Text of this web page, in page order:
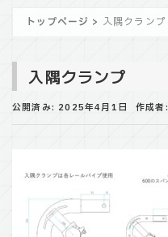
トップページ > 入隅クランプ
入隅クランプ
公開済み: 2025年4月1日 作成者: